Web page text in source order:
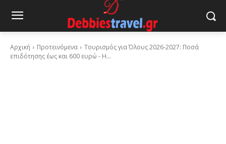
Αρχική Προτεινόμενα
Τουρισμός για Όλους 2026-2027: Ποσά
επιδότησης έως και 600 ευρώ - Η...